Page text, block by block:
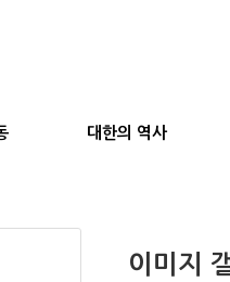
대한의 역사
이미지